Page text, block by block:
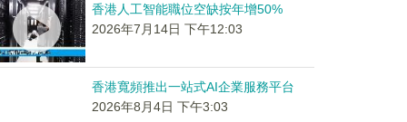
香港人工智能職位空缺按年增50%
2026年7月14日 下午12:03
香港寬頻推出一站式AI企業服務平台
2026年8月4日 下午3:03